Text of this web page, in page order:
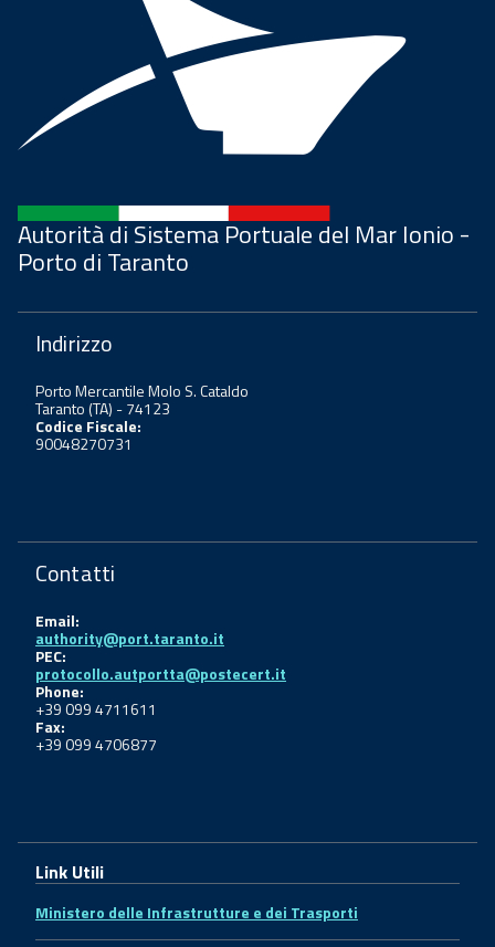
Autorità di Sistema Portuale del Mar Ionio -
Porto di Taranto
Indirizzo
Porto Mercantile Molo S. Cataldo
Taranto (TA) - 74123
Codice Fiscale:
90048270731
Contatti
Email:
authority@port.taranto.it
PEC:
protocollo.autportta@postecert.it
Phone:
+39 099 4711611
Fax:
+39 099 4706877
Link Utili
Ministero delle Infrastrutture e dei Trasporti